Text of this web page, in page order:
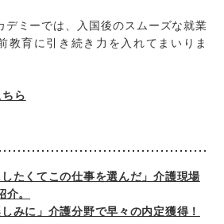
デミーでは、入国後のスムーズな就業
教育に引き続き力を入れてまいりま
ちら
したくてこの仕事を選んだ」介護現場
。
みに」介護分野で早々の内定獲得！